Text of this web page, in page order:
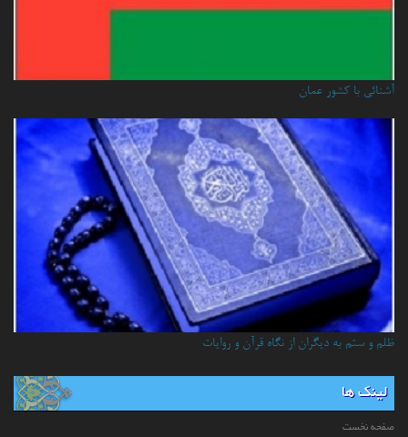
آشنائي با كشور عمان
ظلم و ستم به دیگران از نگاه قرآن و روایات
لینک ها
صفحه نخست